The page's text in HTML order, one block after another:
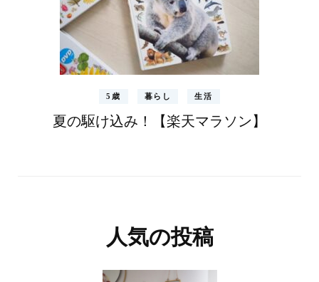
5歳 暮らし 生活
夏の駆け込み！【楽天マラソン】
人気の投稿